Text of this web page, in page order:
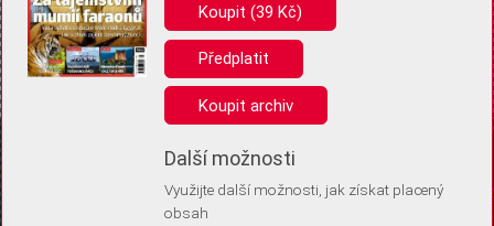
Pro základní fungování webu nepotřebujeme ukládat žádné informace
(tzv. cookies apod.). Rádi bychom vás ale požádali o souhlas s
uložením volitelných informací:
Anonymní unikátní ID
Díky němu příště poznáme, že se jedná o stejné zařízení, a
Identifikátor je zcela anonymní.
Vaše souhlasy a odmítnutí si ukládáme do vašeho zařízení, abychom se
vás už příště znovu neptali. Můžete je kdykoli později upravit ve Správě
Koupit (39 Kč)
Předplatit
Koupit archiv
Další možnosti
Využijte další možnosti, jak získat placený
obsah